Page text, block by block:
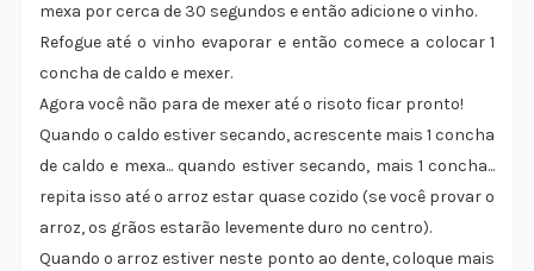
mexa por cerca de 30 segundos e então adicione o vinho.
Refogue até o vinho evaporar e então comece a colocar 1
concha de caldo e mexer.
Agora você não para de mexer até o risoto ficar pronto!
Quando o caldo estiver secando, acrescente mais 1 concha
de caldo e mexa... quando estiver secando, mais 1 concha...
repita isso até o arroz estar quase cozido (se você provar o
arroz, os grãos estarão levemente duro no centro).
Quando o arroz estiver neste ponto ao dente, coloque mais